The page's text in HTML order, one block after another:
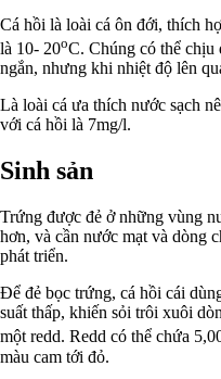
Cá hồi là loài cá ôn đới, thích
là 10- 20oC. Chúng có thể chịu
ngắn, nhưng khi nhiệt độ lên
Là loài cá ưa thích nước sạch
với cá hồi là 7mg/l.
Sinh sản
Trứng được đẻ ở những vùng
hơn, và cần nước mạt và dòng
phát triển.
Để đẻ bọc trứng, cá hồi cái
suất thấp, khiến sỏi trôi xuôi
một redd. Redd có thể chứa
màu cam tới đỏ.